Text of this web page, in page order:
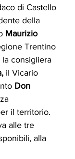
di Castello
della
Maurizio
Trentino
la consigliera
il Vicario
Don
il territorio.
alle tre
alla